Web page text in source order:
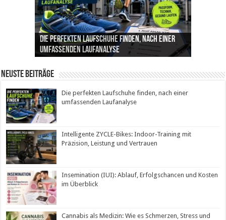
Die perfekten Laufschuhe finden, nach einer
umfassenden Laufanalyse
Intelligente ZYCLE-Bikes: Indoor-Training mit
Präzision, Leistung und Vertrauen
Insemination (IUI): Ablauf, Erfolgschancen und
Kosten im Überblick
Cannabis als Medizin: Wie es Schmerzen, Stress
und Schlaf im Alltag beeinflusst
Leben mit Inkontinenz: Tipps für mehr
Sicherheit im Alltag
Neuste Beiträge
Die perfekten Laufschuhe finden, nach einer
umfassenden Laufanalyse
Intelligente ZYCLE-Bikes: Indoor-Training mit
Präzision, Leistung und Vertrauen
Insemination (IUI): Ablauf, Erfolgschancen und Kosten
im Überblick
Cannabis als Medizin: Wie es Schmerzen, Stress und